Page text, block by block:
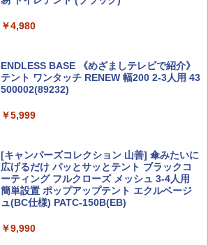
AIRLINE（エアライン）2026年9月号【特
集】ボーイング110周年を祝して！
￥1,760
球の歩き方A ヨーロッパ
ァキア 2026～2027 地球の歩き方A ヨーロッ
￥2,277
新しい日本地理 地図・統計・移動から読み
解く (講談社現代新書)
￥1,540
￥4,980
ENDLESS BASE 《めざましテレビで紹介》
テント ワンタッチ RENEW 幅200 2-3人用 43
500002(89232)
￥5,999
[キャンパーズコレクション 山善] 傘みたいに
広げるだけ パッとサッとテント ブラックコ
ーティング フルクローズ メッシュ 3-4人用
簡単設置 ポップアップテント エクルベージ
ュ(BC仕様) PATC-150B(EB)
￥9,990